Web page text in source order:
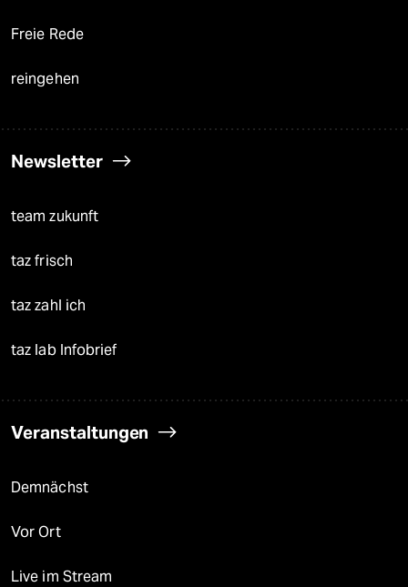
Freie Rede
reingehen
Newsletter
team zukunft
taz frisch
taz zahl ich
taz lab Infobrief
Veranstaltungen
Demnächst
Vor Ort
Live im Stream